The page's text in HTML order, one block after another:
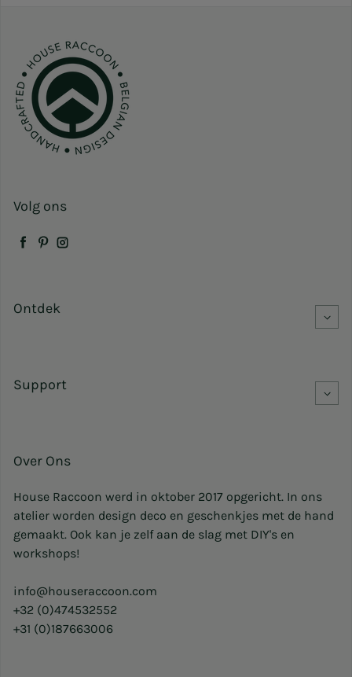
Volg ons
Facebook
Pinterest
Instagram
Ontdek
Support
Over Ons
House Raccoon werd in oktober 2017 opgericht. In ons
atelier worden design deco en geschenkjes met de hand
gemaakt. Ook kan je zelf aan de slag met DIY's en
workshops!
info@houseraccoon.com
+32 (0)474532552
+31 (0)187663006